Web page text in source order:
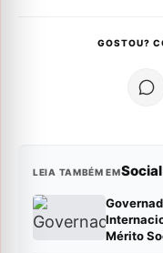
GOSTOU?
LEIA TAMBÉM EMSocial
Mérito